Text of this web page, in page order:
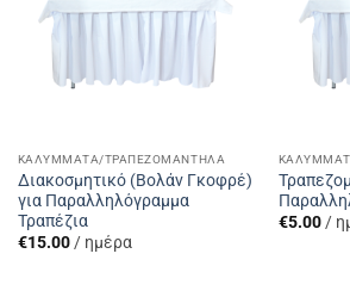
ΚΑΛΎΜΜΑΤΑ/ΤΡΑΠΕΖΟΜΆΝΤΗΛΑ
Διακοσμητικό (Βολάν Γκοφρέ)
για Παραλληλόγραμμα
Τραπέζια
€15.00/ ημέρα
€5.00/